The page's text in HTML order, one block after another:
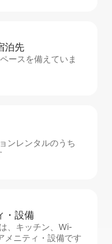
泊⁠先
ースを備えていま
ンレンタルのうち
・設⁠備
、キッチン、Wi-
メニティ・設備です